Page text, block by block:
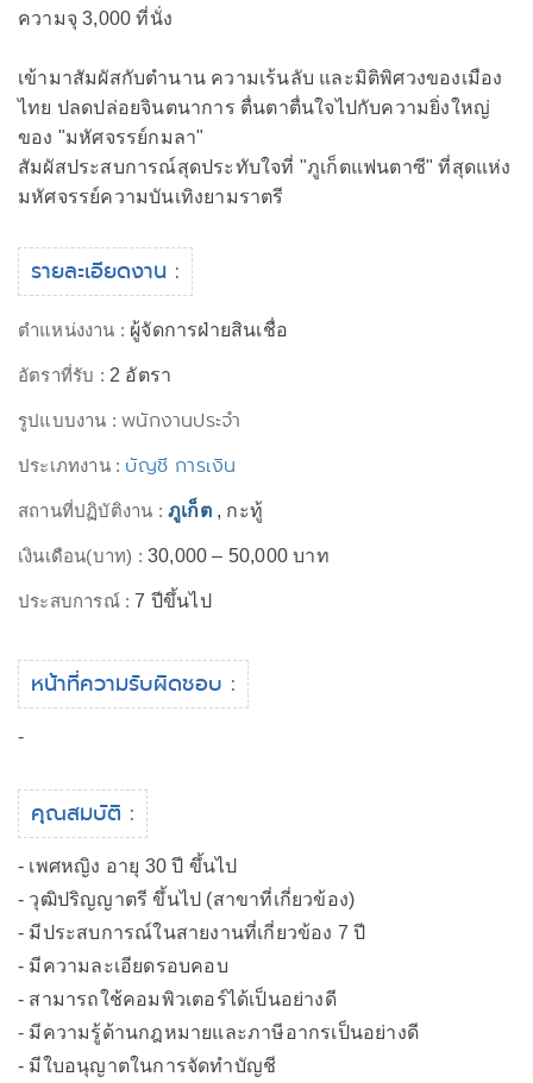
ความจุ 3,000 ที่นั่ง
เข้ามาสัมผัสกับตำนาน ความเร้นลับ และมิติพิศวงของเมือง
ไทย ปลดปล่อยจินตนาการ ตื่นตาตื่นใจไปกับความยิ่งใหญ่
ของ "มหัศจรรย์กมลา"
สัมผัสประสบการณ์สุดประทับใจที่ "ภูเก็ตแฟนตาซี" ที่สุดแห่ง
มหัศจรรย์ความบันเทิงยามราตรี
รายละเอียดงาน :
ตำแหน่งงาน : ผู้จัดการฝ่ายสินเชื่อ
อัตราที่รับ : 2 อัตรา
รูปแบบงาน :พนักงานประจำ
ประเภทงาน : บัญชี การเงิน
สถานที่ปฏิบัติงาน : ภูเก็ต, กะทู้
เงินเดือน(บาท) : 30,000 – 50,000 บาท
ประสบการณ์ :7 ปีขึ้นไป
หน้าที่ความรับผิดชอบ :
-
คุณสมบัติ :
- เพศหญิง อายุ 30 ปี ขึ้นไป
- วุฒิปริญญาตรี ขึ้นไป (สาขาที่เกี่ยวข้อง)
- มีประสบการณ์ในสายงานที่เกี่ยวข้อง 7 ปี
- มีความละเอียดรอบคอบ
- สามารถใช้คอมพิวเตอร์ได้เป็นอย่างดี
- มีความรู้ด้านกฎหมายและภาษีอากรเป็นอย่างดี
- มีใบอนุญาตในการจัดทำบัญชี